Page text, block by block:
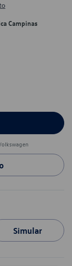
Campinas
Simular